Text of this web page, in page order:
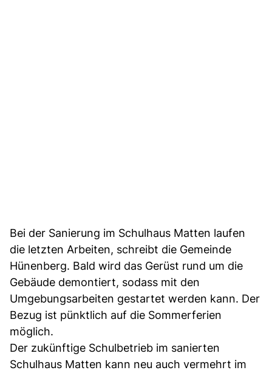
Bei der Sanierung im Schulhaus Matten laufen
die letzten Arbeiten, schreibt die Gemeinde
Hünenberg. Bald wird das Gerüst rund um die
Gebäude demontiert, sodass mit den
Umgebungsarbeiten gestartet werden kann. Der
Bezug ist pünktlich auf die Sommerferien
möglich.
Der zukünftige Schulbetrieb im sanierten
Schulhaus Matten kann neu auch vermehrt im